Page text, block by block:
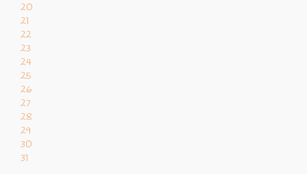
20
21
22
23
24
25
26
27
28
29
30
31